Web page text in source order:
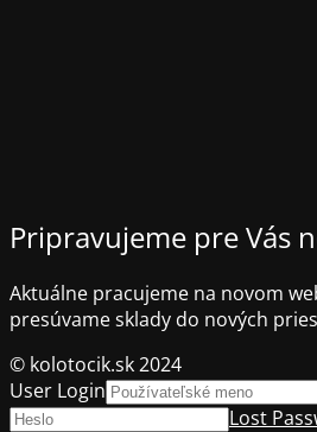
Pripravujeme pre Vás
Aktuálne pracujeme na novom
presúvame sklady do nových
© kolotocik.sk 2024
User Login
Lost